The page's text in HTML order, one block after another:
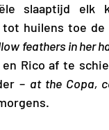
slaaptijd elk
huilens toe de
feathers in her
en Rico af te
– at the Copa,